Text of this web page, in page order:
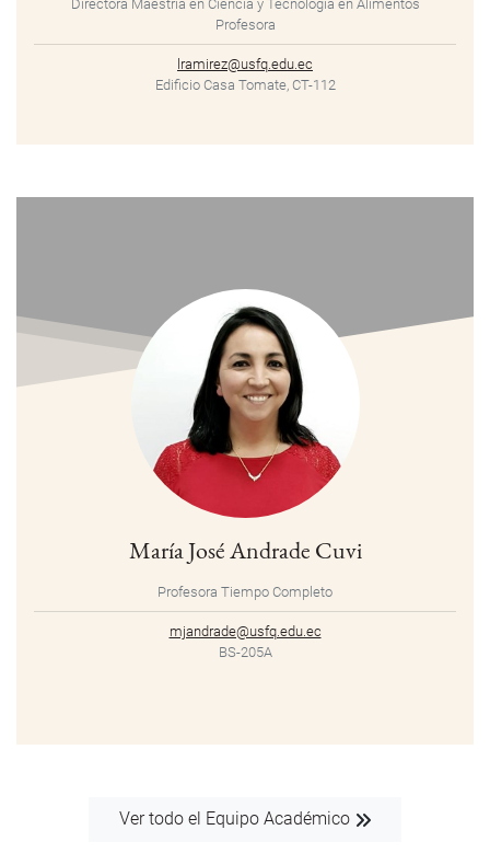
Directora Maestría en Ciencia y Tecnología en Alimentos
Profesora
lramirez@usfq.edu.ec
Edificio Casa Tomate, CT-112
María José Andrade Cuvi
Profesora Tiempo Completo
mjandrade@usfq.edu.ec
BS-205A
Ver todo el Equipo Académico